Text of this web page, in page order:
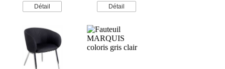
Détail Détail